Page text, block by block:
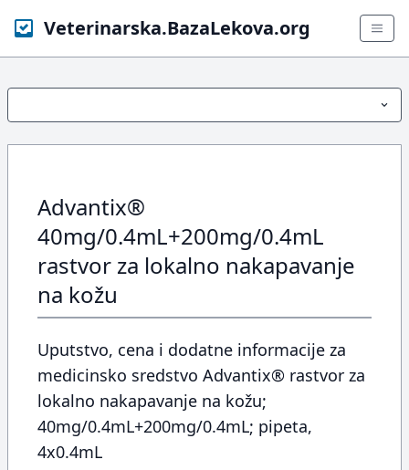
Veterinarska.BazaLekova.org
Advantix®
40mg/0.4mL+200mg/0.4mL
rastvor za lokalno nakapavanje
na kožu
Uputstvo, cena i dodatne informacije za
medicinsko sredstvo Advantix® rastvor za
lokalno nakapavanje na kožu;
40mg/0.4mL+200mg/0.4mL; pipeta,
4x0.4mL